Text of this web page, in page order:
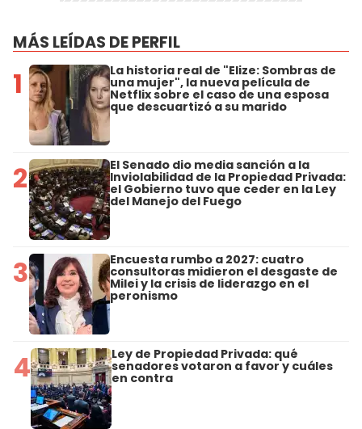
MÁS LEÍDAS DE PERFIL
1 La historia real de "Elize: Sombras de
una mujer", la nueva película de
Netflix sobre el caso de una esposa
que descuartizó a su marido
2 El Senado dio media sanción a la
Inviolabilidad de la Propiedad Privada:
el Gobierno tuvo que ceder en la Ley
del Manejo del Fuego
3 Encuesta rumbo a 2027: cuatro
consultoras midieron el desgaste de
Milei y la crisis de liderazgo en el
peronismo
4 Ley de Propiedad Privada: qué
senadores votaron a favor y cuáles
en contra